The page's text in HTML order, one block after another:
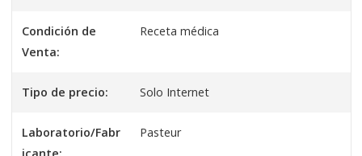
Condición de
Venta:
Receta médica
Tipo de precio: Solo Internet
Laboratorio/Fabr
Pasteur